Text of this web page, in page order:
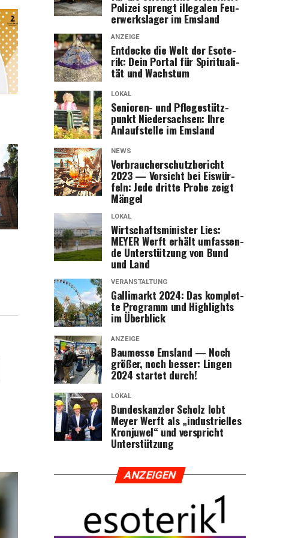
Poli­zei sprengt ille­ga­len Feu­
er­werks­la­ger im Emsland
ANZEIGE
Ent­de­cke die Welt der Eso­te­
rik: Dein Por­tal für Spi­ri­tua­li­
tät und Wachstum
LOKAL
Senio­ren- und Pfle­ge­stütz­
punkt Nie­der­sach­sen: Ihre
Anlauf­stel­le im Emsland
NEWS
Ver­brau­cher­schutz­be­richt
2023 — Vor­sicht bei Eis­wür­
feln: Jede drit­te Pro­be zeigt
Mängel
LOKAL
Wirt­schafts­mi­nis­ter Lies:
MEYER Werft erhält umfas­sen­
de Unter­stüt­zung von Bund
und Land
VERANSTALTUNG
Gal­li­markt 2024: Das kom­plet­
te Pro­gramm und High­lights
im Überblick
ANZEIGE
Bau­mes­se Ems­land — Noch
grö­ßer, noch bes­ser: Lin­gen
2024 star­tet durch!
LOKAL
Bun­des­kanz­ler Scholz lobt
Mey­er Werft als „indus­tri­el­les
Kron­ju­wel“ und ver­spricht
Unterstützung
ANZEI­GEN